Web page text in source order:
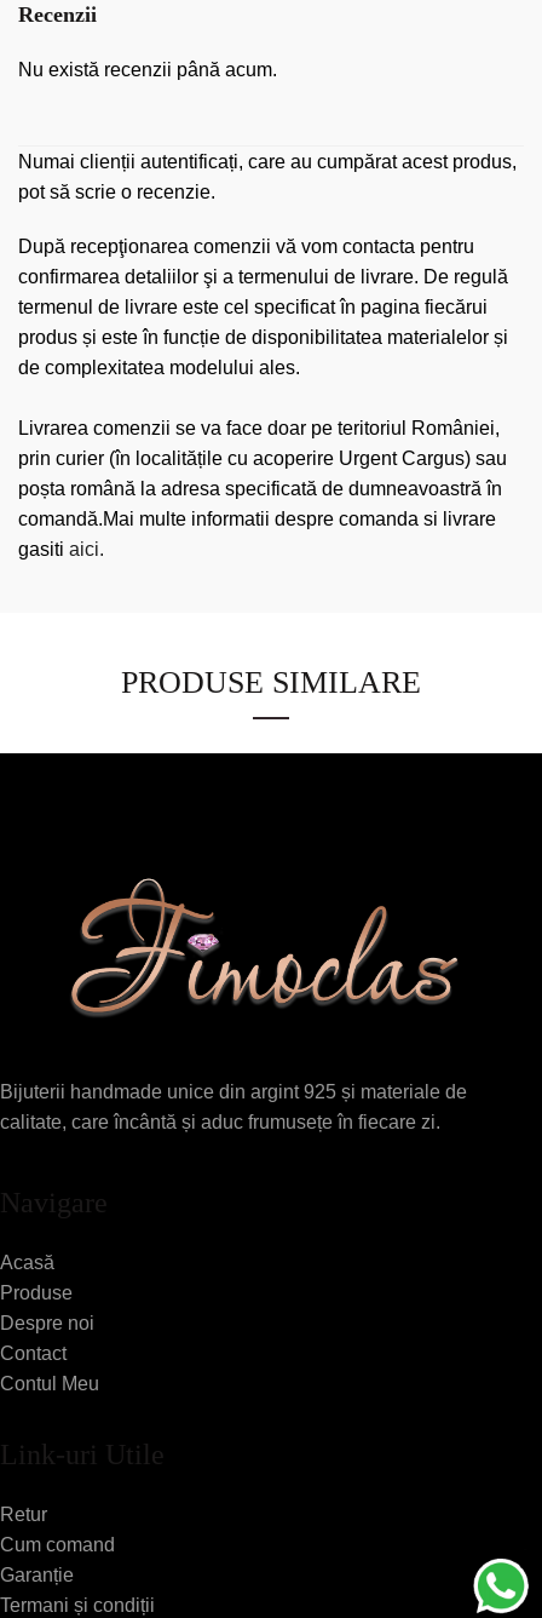
Recenzii
Nu există recenzii până acum.
Numai clienții autentificați, care au cumpărat acest produs,
pot să scrie o recenzie.
După recepţionarea comenzii vă vom contacta pentru
confirmarea detaliilor şi a termenului de livrare. De regulă
termenul de livrare este cel specificat în pagina fiecărui
produs și este în funcție de disponibilitatea materialelor și
de complexitatea modelului ales.
Livrarea comenzii se va face doar pe teritoriul României,
prin curier (în localitățile cu acoperire Urgent Cargus) sau
poșta română la adresa specificată de dumneavoastră în
comandă.Mai multe informatii despre comanda si livrare
gasiti aici.
PRODUSE SIMILARE
Bijuterii handmade unice din argint 925 și materiale de
calitate, care încântă și aduc frumusețe în fiecare zi.
Navigare
Acasă
Produse
Despre noi
Contact
Contul Meu
Link-uri Utile
Retur
Cum comand
Garanție
Termani și condiții